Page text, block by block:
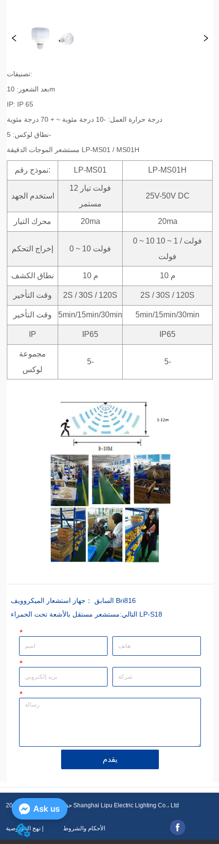
السابق ： جهاز استشعار الميكروويف Bri816
التالي: مستشعر مستقل بالأشعة تحت الحمراء LP-S18
*
*
*
يقدم
حقوق النشر © 2001-2021 Shanghai Lipu Electric Lighting Co.، Ltd
الأحكام والشروط
Ask us